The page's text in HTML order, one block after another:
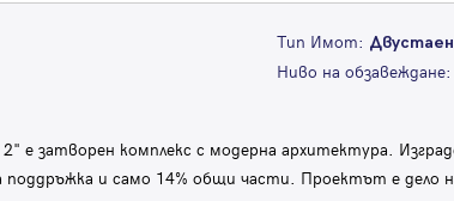
Тип Имот:
Ниво на обзавеждане:
е затворен комплекс с модерна архитектура.
поддръжка и само 14% общи части. Проектът е дело